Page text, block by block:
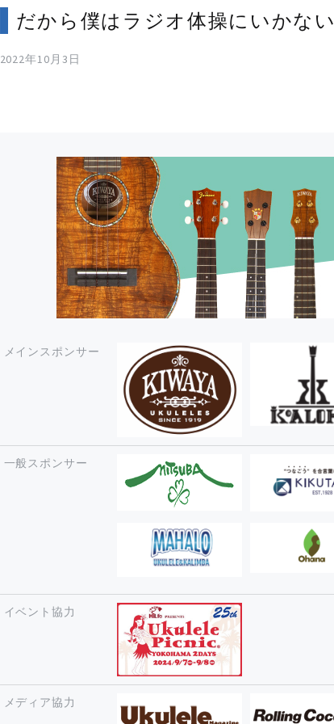
だから僕はラジオ体操にいかない
2022年10月3日
メインスポンサー
一般スポンサー
イベント協力
メディア協力